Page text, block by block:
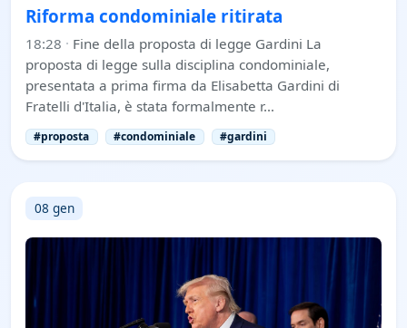
Riforma condominiale ritirata
18:28 · Fine della proposta di legge Gardini La
proposta di legge sulla disciplina condominiale,
presentata a prima firma da Elisabetta Gardini di
Fratelli d'Italia, è stata formalmente r…
#proposta #condominiale #gardini
08 gen